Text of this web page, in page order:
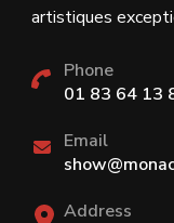
artistiques
Phone
01 83 64 13
Email
Address